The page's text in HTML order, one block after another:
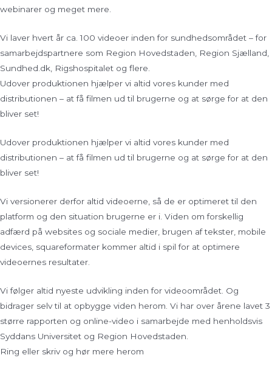
webinarer og meget mere.
Vi laver hvert år ca. 100 videoer inden for sundhedsområdet – for
samarbejdspartnere som Region Hovedstaden, Region Sjælland,
Sundhed.dk, Rigshospitalet og flere.
Udover produktionen hjælper vi altid vores kunder med
distributionen – at få filmen ud til brugerne og at sørge for at den
bliver set!
Udover produktionen hjælper vi altid vores kunder med
distributionen – at få filmen ud til brugerne og at sørge for at den
bliver set!
Vi versionerer derfor altid videoerne, så de er optimeret til den
platform og den situation brugerne er i. Viden om forskellig
adfærd på websites og sociale medier, brugen af tekster, mobile
devices, squareformater kommer altid i spil for at optimere
videoernes resultater.
Vi følger altid nyeste udvikling inden for videoområdet. Og
bidrager selv til at opbygge viden herom. Vi har over årene lavet 3
større rapporten og online-video i samarbejde med henholdsvis
Syddans Universitet og Region Hovedstaden.
Ring eller skriv og hør mere herom